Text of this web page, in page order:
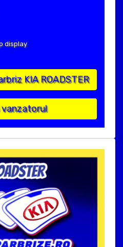
display
KIA ROADSTER